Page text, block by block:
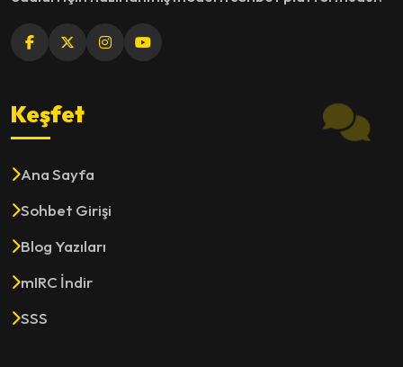
Keşfet
Ana Sayfa
Sohbet Girişi
Blog Yazıları
mIRC İndir
SSS